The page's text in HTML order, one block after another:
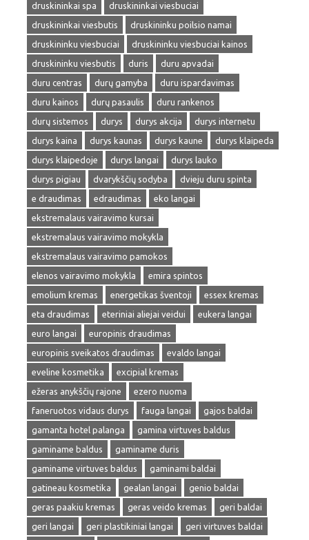
druskininkai spa
druskininkai viesbuciai
druskininkai viesbutis
druskininku poilsio namai
druskininku viesbuciai
druskininku viesbuciai kainos
druskininku viesbutis
duris
duru apvadai
duru centras
durų gamyba
duru ispardavimas
duru kainos
durų pasaulis
duru rankenos
durų sistemos
durys durys akcija
durys internetu
durys kaina
durys kaunas durys kaune
durys klaipeda
durys klaipedoje
durys langai
durys lauko
durys pigiau
dvarykščių sodyba
dvieju duru spinta
e draudimas
edraudimas
eko langai
ekstremalaus vairavimo kursai
ekstremalaus vairavimo mokykla
ekstremalaus vairavimo pamokos
elenos vairavimo mokykla
emira spintos
emolium kremas
energetikas šventoji
essex kremas
eta draudimas
eteriniai aliejai veidui
eukera langai
euro langai
europinis draudimas
europinis sveikatos draudimas
evaldo langai
eveline kosmetika
excipial kremas
ežeras anykščių rajone
ezero nuoma
faneruotos vidaus durys
fauga langai
gajos baldai
gamanta hotel palanga
gamina virtuves baldus
gaminame baldus
gaminame duris
gaminame virtuves baldus
gaminami baldai
gatineau kosmetika
gealan langai
genio baldai
geras paakiu kremas
geras veido kremas
geri baldai
geri langai
geri plastikiniai langai
geri virtuves baldai